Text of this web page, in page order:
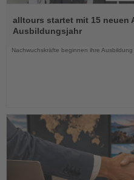
Sie
die
alltours startet mit 15 neuen
Ausbildungsjahr
Nachwuchskräfte beginnen ihre